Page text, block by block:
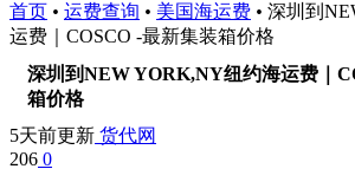
首页 • 运费查询 • 美国海运费 • 深圳到
运费｜COSCO -最新集装箱价格
深圳到NEW YORK,NY纽约海运费｜
箱价格
5天前更新 货代网
206 0